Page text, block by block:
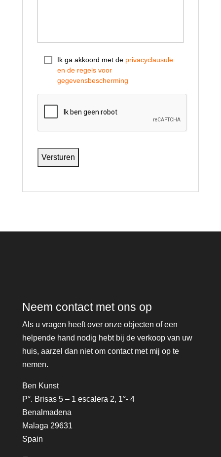
Ik ga akkoord met de privacyclausule
en de regels voor
gegevensbescherming
H
AVersturen
Neem contact met ons op
Als u vragen heeft over onze objecten of een
helpende hand nodig hebt bij de verkoop van uw
huis, aarzel dan niet om contact met mij op te
nemen.
Ben Kunst
P°. Brisas 5 – 1 escalera 2, 1°- 4
Benalmadena
Malaga 29631
Spain